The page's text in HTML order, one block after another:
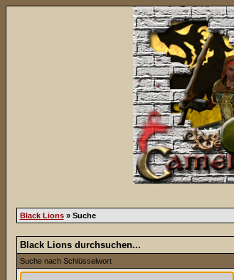
Black Lions» Suche
Black Lions durchsuchen...
Suche nach Schlüsselwort